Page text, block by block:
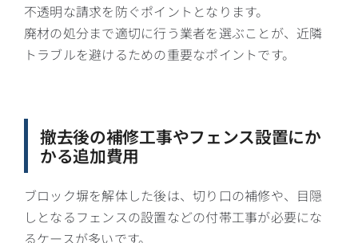
不透明な請求を防ぐポイントとなります。
廃材の処分まで適切に行う業者を選ぶことが、近隣
トラブルを避けるための重要なポイントです。
撤去後の補修工事やフェンス設置にか
かる追加費用
ブロック塀を解体した後は、切り口の補修や、目隠
しとなるフェンスの設置などの付帯工事が必要にな
るケースが多いです。